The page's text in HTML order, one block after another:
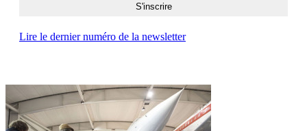
Lire le dernier numéro de la newsletter